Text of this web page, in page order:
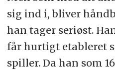
sig ind i, bliver
han tager seriøst.
får hurtigt etableret
spiller. Da han som